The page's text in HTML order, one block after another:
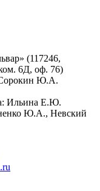
(117246,
6Д, оф. 76)
Сорокин Ю.А.
Ильина Е.Ю.
Ю.А., Невский